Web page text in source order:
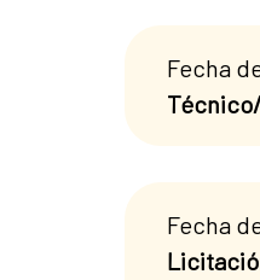
Fecha
Fecha